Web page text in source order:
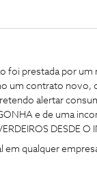
foi prestada por um
um contrato novo,
alertar
e de uma
DESDE
qualquer